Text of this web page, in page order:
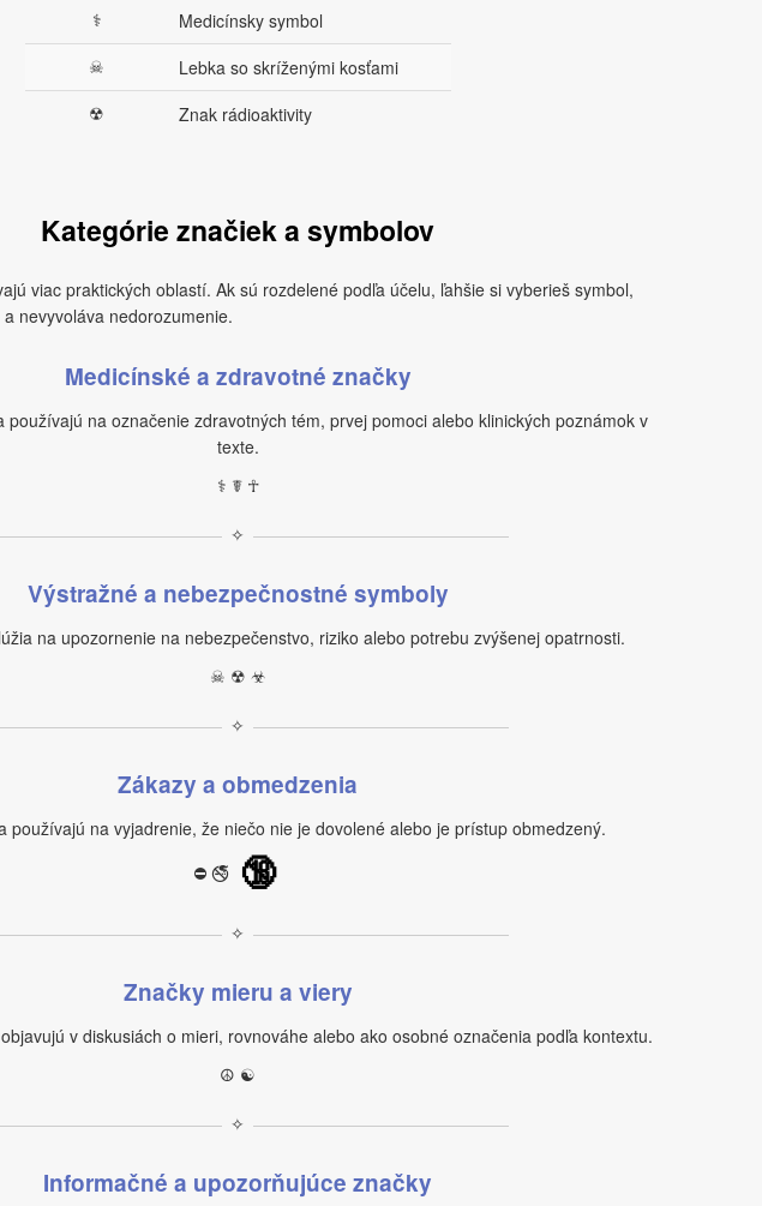
⚕
Medicínsky symbol
☠
Lebka so skríženými kosťami
☢
Znak rádioaktivity
Kategórie značiek a symbolov
viac praktických oblastí. Ak sú rozdelené podľa účelu, ľahšie si vyberieš symbol,
nevyvoláva nedorozumenie.
Medicínské a zdravotné značky
používajú na označenie zdravotných tém, prvej pomoci alebo klinických poznámok v
texte.
⚕ ☤ ☥
✧
Výstražné a nebezpečnostné symboly
na upozornenie na nebezpečenstvo, riziko alebo potrebu zvýšenej opatrnosti.
☠ ☢ ☣
✧
Zákazy a obmedzenia
používajú na vyjadrenie, že niečo nie je dovolené alebo je prístup obmedzený.
⛔ 🚭 🔞
✧
Značky mieru a viery
v diskusiách o mieri, rovnováhe alebo ako osobné označenia podľa kontextu.
☮ ☯
✧
Informačné a upozorňujúce značky